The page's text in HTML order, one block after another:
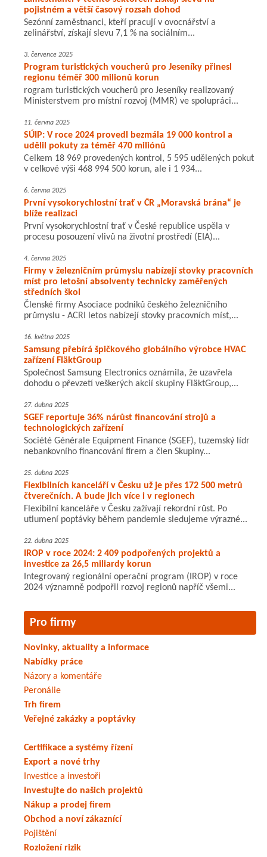
pojistném a větší časový rozsah dohod
Sezónní zaměstnanci, kteří pracují v ovocnářství a
zelinářství, získají slevu 7,1 % na sociálním...
3. července 2025
Program turistických voucherů pro Jeseníky přinesl
regionu téměř 300 milionů korun
rogram turistických voucherů pro Jeseníky realizovaný
Ministerstvem pro místní rozvoj (MMR) ve spolupráci...
11. června 2025
SÚIP: V roce 2024 provedl bezmála 19 000 kontrol a
udělil pokuty za téměř 470 miliónů
Celkem 18 969 provedených kontrol, 5 595 udělených pokut
v celkové výši 468 994 500 korun, ale i 1 934...
6. června 2025
První vysokorychlostní trať v ČR „Moravská brána“ je
blíže realizaci
První vysokorychlostní trať v České republice uspěla v
procesu posouzení vlivů na životní prostředí (EIA)...
4. června 2025
Firmy v železničním průmyslu nabízejí stovky pracovních
míst pro letošní absolventy technicky zaměřených
středních škol
Členské firmy Asociace podniků českého železničního
průmyslu - ACRI letos nabízejí stovky pracovních míst,...
16. května 2025
Samsung přebírá špičkového globálního výrobce HVAC
zařízení FläktGroup
Společnost Samsung Electronics oznámila, že uzavřela
dohodu o převzetí veškerých akcií skupiny FläktGroup,...
27. dubna 2025
SGEF reportuje 36% nárůst financování strojů a
technologických zařízení
Société Générale Equipment Finance (SGEF), tuzemský lídr
nebankovního financování firem a člen Skupiny...
25. dubna 2025
Flexibilních kanceláří v Česku už je přes 172 500 metrů
čtverečních. A bude jich více i v regionech
Flexibilní kanceláře v Česku zažívají rekordní růst. Po
utlumení poptávky během pandemie sledujeme výrazné...
22. dubna 2025
IROP v roce 2024: 2 409 podpořených projektů a
investice za 26,5 miliardy korun
Integrovaný regionální operační program (IROP) v roce
2024 významně podpořil rozvoj regionů napříč všemi...
Pro firmy
Novinky, aktuality a informace
Nabídky práce
Názory a komentáře
Peronálie
Trh firem
Veřejné zakázky a poptávky
Certifikace a systémy řízení
Export a nové trhy
Investice a investoři
Investujte do našich projektů
Nákup a prodej firem
Obchod a noví zákaznící
Pojištění
Rozložení rizik